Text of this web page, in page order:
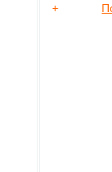
+